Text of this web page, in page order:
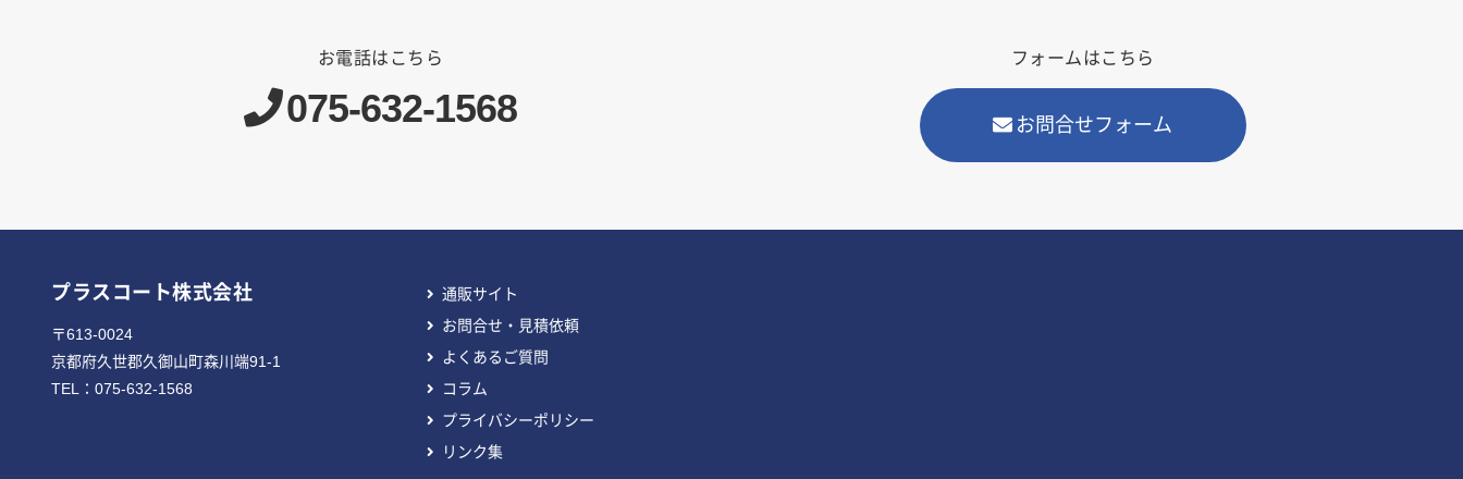
お電話はこちら
075-632-1568
フォームはこちら
お問合せフォーム
プラスコート株式会社
〒613-0024
京都府久世郡久御山町森川端91-1
TEL： 075-632-1568
通販サイト
お問合せ・見積依頼
よくあるご質問
コラム
プライバシーポリシー
リンク集